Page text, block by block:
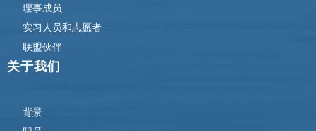
理事成员
实习人员和志愿者
联盟伙伴
关于我们
背景